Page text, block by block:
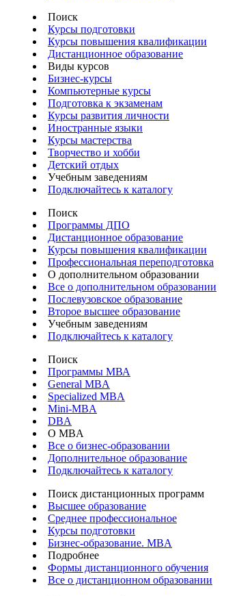
Поиск
Курсы подготовки
Курсы повышения квалификации
Дистанционное образование
Виды курсов
Бизнес-курсы
Компьютерные курсы
Подготовка к экзаменам
Курсы развития личности
Иностранные языки
Курсы мастерства
Творчество и хобби
Детский отдых
Учебным заведениям
Подключайтесь к каталогу
Поиск
Программы ДПО
Дистанционное образование
Курсы повышения квалификации
Профессиональная переподготовка
О дополнительном образовании
Все о дополнительном образовании
Послевузовское образование
Второе высшее образование
Учебным заведениям
Подключайтесь к каталогу
Поиск
Программы МВА
General MBA
Specialized MBA
Mini-MBA
DBA
О MBA
Все о бизнес-образовании
Дополнительное образование
Подключайтесь к каталогу
Поиск дистанционных программ
Высшее образование
Среднее профессиональное
Курсы подготовки
Бизнес-образование. MBA
Подробнее
Формы дистанционного обучения
Все о дистанционном образовании